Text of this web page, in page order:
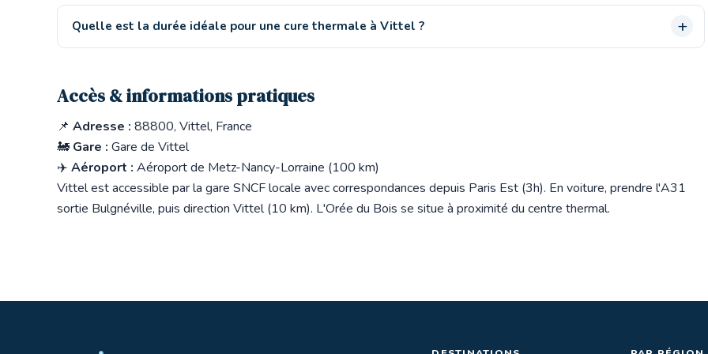
Quelle est la durée idéale pour une cure thermale à Vittel ?
Accès & informations pratiques
📌 Adresse : 88800, Vittel, France
🚂 Gare : Gare de Vittel
✈️ Aéroport : Aéroport de Metz-Nancy-Lorraine (100 km)
Vittel est accessible par la gare SNCF locale avec correspondances depuis Paris Est (3h). En voiture, prendre l'A31
sortie Bulgnéville, puis direction Vittel (10 km). L'Orée du Bois se situe à proximité du centre thermal.